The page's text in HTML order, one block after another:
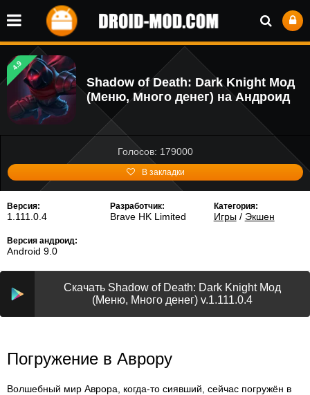
4.9
Shadow of Death: Dark Knight Мод
(Меню, Много денег) на Андроид
Голосов: 179000
В закладки
Версия:
1.111.0.4
Разработчик:
Brave HK Limited
Категория:
Игры/ Экшен
Версия андроид:
Android 9.0
Скачать Shadow of Death: Dark Knight Мод
(Меню, Много денег) v.1.111.0.4
Погружение в Аврору
Волшебный мир Аврора, когда-то сиявший, сейчас погружён в